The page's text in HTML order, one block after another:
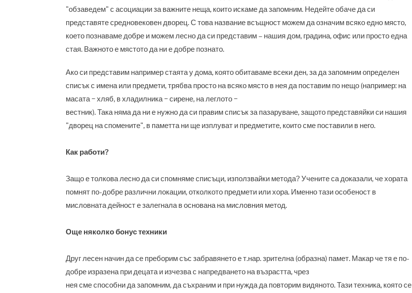
"обзаведем" с асоциации за важните неща, които искаме да запомним. Недейте обаче да си
представяте средновековен дворец. С това название всъщност можем да означим всяко едно място,
което познаваме добре и можем лесно да си представим – нашия дом, градина, офис или просто една
стая. Важното е мястото да ни е добре познато.
Ако си представим например стаята у дома, която обитаваме всеки ден, за да запомним определен
списък с имена или предмети, трябва просто на всяко място в нея да поставим по нещо (например: на
масата − хляб, в хладилника − сирене, на леглото −
вестник). Така няма да ни е нужно да си правим списък за пазаруване, защото представяйки си нашия
"дворец на спомените", в паметта ни ще изплуват и предметите, които сме поставили в него.
Как работи?
Защо е толкова лесно да си спомняме списъци, използвайки метода? Учените са доказали, че хората
помнят по-добре различни локации, отколкото предмети или хора. Именно тази особеност в
мисловната дейност е залегнала в основана на мисловния метод.
Още няколко бонус техники
Друг лесен начин да се преборим със забравянето е т.нар. зрителна (образна) памет. Макар че тя е по-
добре изразена при децата и изчезва с напредването на възрастта, чрез
нея сме способни да запомним, да съхраним и при нужда да повторим видяното. Тази техника, която се